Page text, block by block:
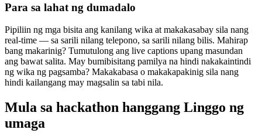
Para sa lahat ng dumadalo
Pipiliin ng mga bisita ang kanilang wika at makakasabay sila nang
real-time — sa sarili nilang telepono, sa sarili nilang bilis. Mahirap
bang makarinig? Tumutulong ang live captions upang masundan
ang bawat salita. May bumibisitang pamilya na hindi nakakaintindi
ng wika ng pagsamba? Makakabasa o makakapakinig sila nang
hindi kailangang may magsalin sa tabi nila.
Mula sa hackathon hanggang Linggo ng
umaga